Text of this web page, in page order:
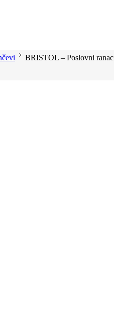
BRISTOL – Poslovni ranac